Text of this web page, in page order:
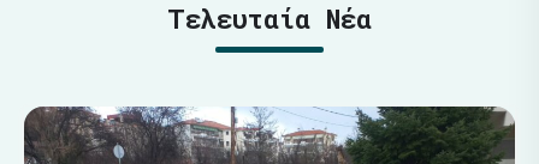
Τελευταία Νέα